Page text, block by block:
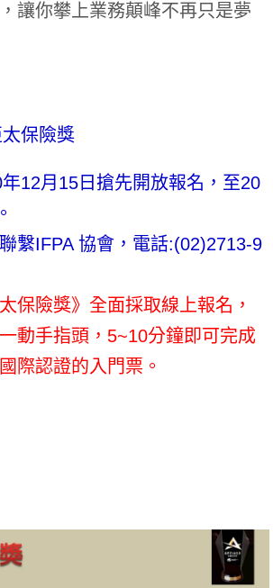
讓你攀上業務顛峰不再只是夢
保險獎
12月15日搶先開放報名，至20
繫IFPA 協會，電話:(02)2713-9
保險獎》全面採取線上報名，
動手指頭，5~10分鐘即可完成
際認證的入門票。